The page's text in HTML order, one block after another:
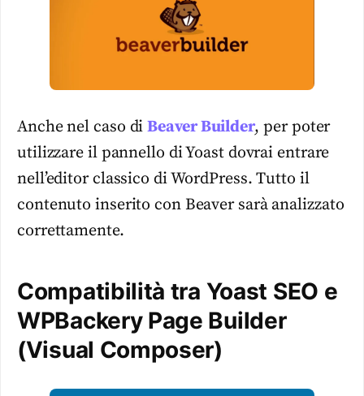
Anche nel caso diBeaver Builder, per poter
utilizzare il pannello di Yoast dovrai entrare
nell’editor classico di WordPress. Tutto il
contenuto inserito con Beaver sarà analizzato
correttamente.
Compatibilità tra Yoast SEO e
WPBackery Page Builder
(Visual Composer)